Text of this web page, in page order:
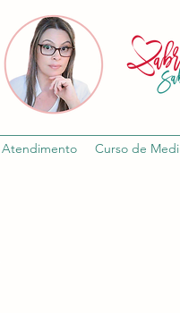
Curso de